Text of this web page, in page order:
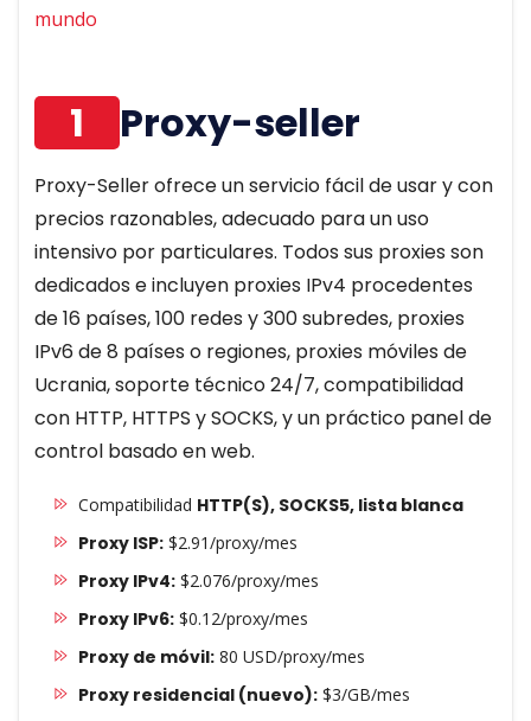
mundo
1 Proxy-seller
Proxy-Seller ofrece un servicio fácil de usar y con
precios razonables, adecuado para un uso
intensivo por particulares. Todos sus proxies son
dedicados e incluyen proxies IPv4 procedentes
de 16 países, 100 redes y 300 subredes, proxies
IPv6 de 8 países o regiones, proxies móviles de
Ucrania, soporte técnico 24/7, compatibilidad
con HTTP, HTTPS y SOCKS, y un práctico panel de
control basado en web.
Compatibilidad HTTP(S), SOCKS5, lista blanca
Proxy ISP:$2.91/proxy/mes
Proxy IPv4:$2.076/proxy/mes
Proxy IPv6:$0.12/proxy/mes
Proxy de móvil:80 USD/proxy/mes
Proxy residencial (nuevo):$3/GB/mes